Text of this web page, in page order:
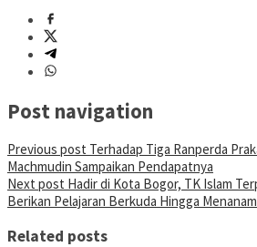
Post navigation
Previous post Terhadap Tiga Ranperda
Machmudin Sampaikan Pendapatnya
Next post Hadir di Kota Bogor, TK Islam
Berikan Pelajaran Berkuda Hingga
Related posts